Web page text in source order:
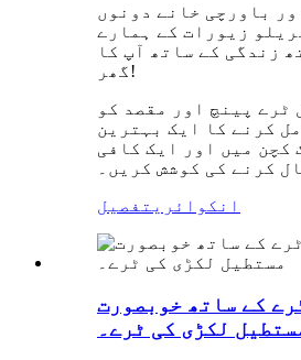
باورچی خانے دونوں
زیورات کے ہمارے
زندگی کے ساتھ آپ کا
گھر!
ٹرے پینچ اور مقصد کو
کرنے کا ایک بہترین
کچن میں اور ایک کافی
کرنے کی کوشش کریں۔
انکوائری تفصیل
کے ساتھ خوبصورت
لکڑی کی ٹرے۔